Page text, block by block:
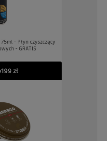
- Płyn czyszczący
- GRATIS
199 zł